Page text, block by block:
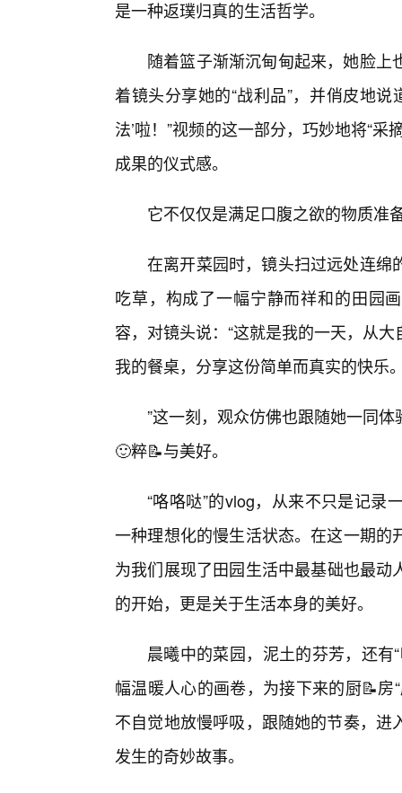
是一种返璞归真的生活哲学。
随着篮子渐渐沉甸甸起来，她脸
着镜头分享她的“战利品”，并俏皮地
法’啦！”视频的这一部分，巧妙地将“
成果的仪式感。
它不仅仅是满足口腹之欲的物质准
在离开菜园时，镜头扫过远处连绵
吃草，构成了一幅宁静而祥和的田园
容，对镜头说：“这就是我的一天，从
我的餐桌，分享这份简单而真实的快乐
”这一刻，观众仿佛也跟随她一同
🙂粹📝与美好。
“咯咯哒”的vlog，从来不只是记录
一种理想化的慢生活状态。在这一期
为我们展现了田园生活中最基础也最
的开始，更是关于生活本身的美好。
晨曦中的菜园，泥土的芬芳，还有
幅温暖人心的画卷，为接下来的厨📝
不自觉地放慢呼吸，跟随她的节奏，
发生的奇妙故事。